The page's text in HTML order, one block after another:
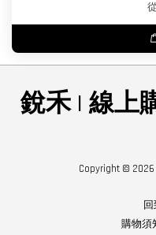
從
銳禾 | 線上
Copyright © 2026
回
購物須